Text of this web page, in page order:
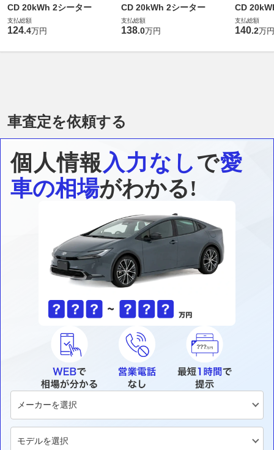
CD 20kWh 2シーター
支払総額
124.4万円
CD 20kWh 2シーター
支払総額
138.0万円
CD
支払総額
140.2万円
車査定を依頼する
個人情報入力なしで愛
車の相場がわかる!